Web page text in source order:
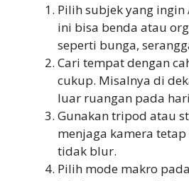
Pilih subjek yang ingin
ini bisa benda atau
seperti bunga,
Cari tempat dengan
cukup. Misalnya di
luar ruangan pada
Gunakan tripod atau
menjaga kamera
tidak blur.
Pilih mode makro